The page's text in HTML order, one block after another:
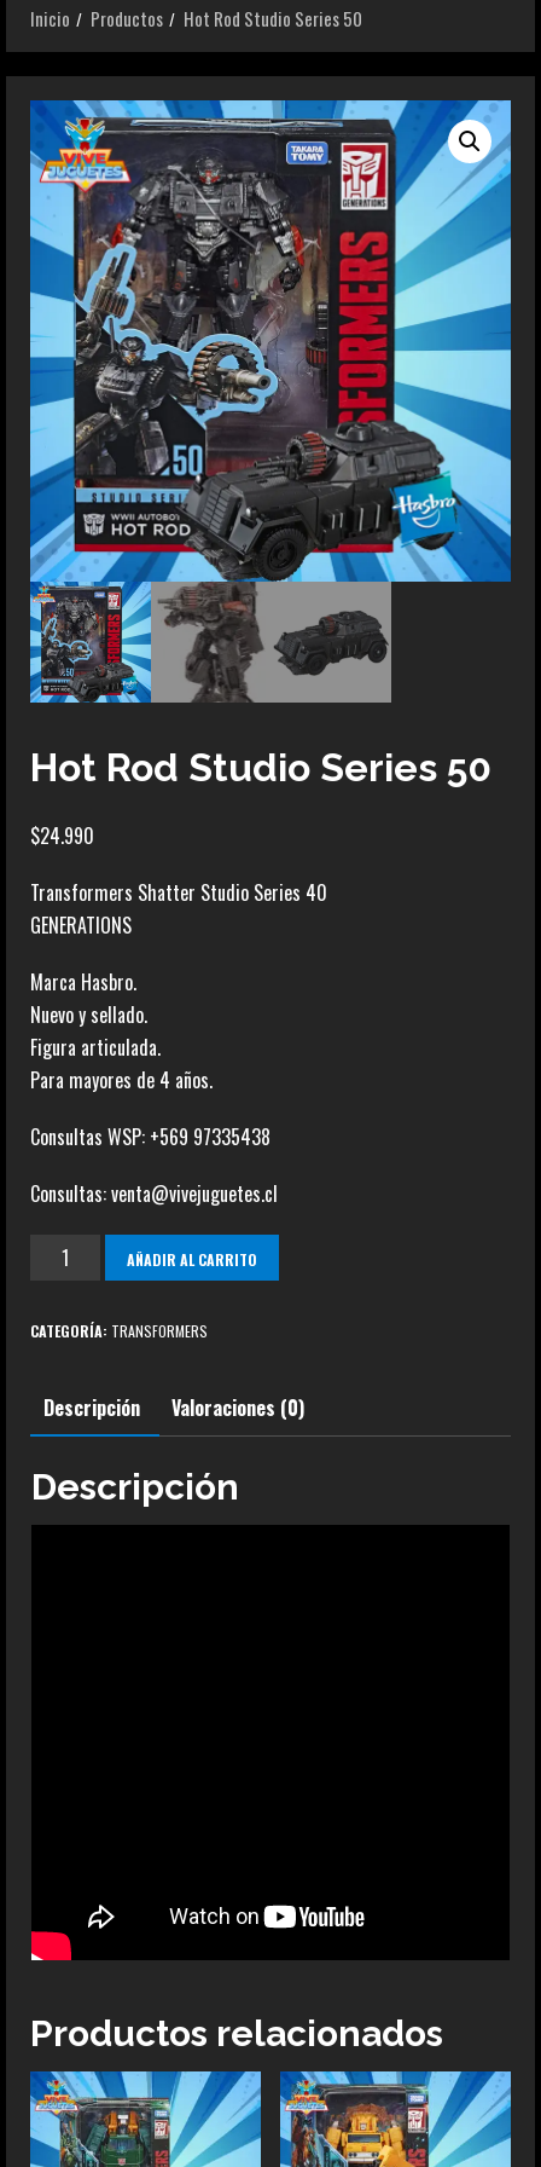
Inicio
Productos Hot Rod Studio Series 50
Hot Rod Studio Series 50
$24.990
Transformers Shatter Studio Series 40
GENERATIONS
Marca Hasbro.
Nuevo y sellado.
Figura articulada.
Para mayores de 4 años.
Consultas WSP: +569 97335438
Consultas: venta@vivejuguetes.cl
Series
cantidad
AÑADIR AL CARRITO
CATEGORÍA: TRANSFORMERS
Descripción Valoraciones (0)
Descripción
Productos relacionados